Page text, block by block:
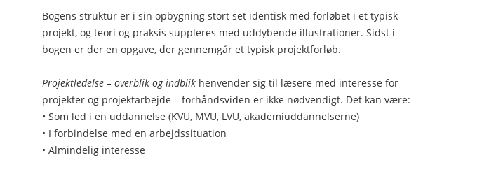
Bogens struktur er i sin opbygning stort set identisk med forløbet i et typisk
projekt, og teori og praksis suppleres med uddybende illustrationer. Sidst i
bogen er der en opgave, der gennemgår et typisk projektforløb.
Projektledelse – overblik og indblik henvender sig til læsere med interesse for
projekter og projektarbejde – forhåndsviden er ikke nødvendigt. Det kan være:
• Som led i en uddannelse (KVU, MVU, LVU, akademiuddannelserne)
• I forbindelse med en arbejdssituation
• Almindelig interesse